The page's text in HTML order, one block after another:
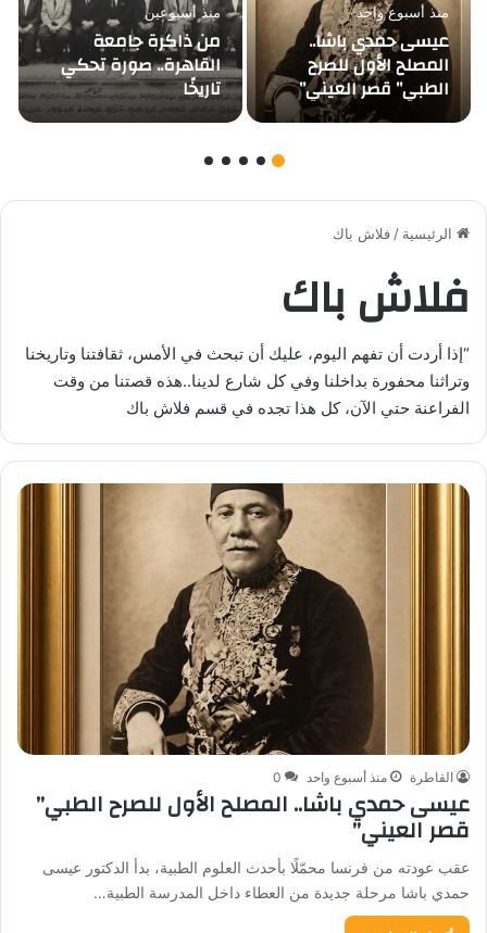
منذ أسبوع واحد
عيسى حمدي باشا..
المصلح الأول للصرح
الطبي” قصر العيني”
منذ أسبوعين
من ذاكرة جامعة
القاهرة.. صورة تحكي
تاريخًا
الرئيسية / فلاش باك
فلاش باك
“إذا أردت أن تفهم اليوم، عليك أن تبحث في الأمس، ثقافتنا وتاريخنا
وتراثنا محفورة بداخلنا وفي كل شارع لدينا..هذه قصتنا من وقت
الفراعنة حتي الآن، كل هذا تجده في قسم فلاش باك
القاطرة منذ أسبوع واحد 0
عيسى حمدي باشا.. المصلح الأول للصرح الطبي”
قصر العيني”
عقب عودته من فرنسا محمّلًا بأحدث العلوم الطبية، بدأ الدكتور عيسى
حمدي باشا مرحلة جديدة من العطاء داخل المدرسة الطبية…